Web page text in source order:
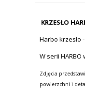
KRZESŁO
Harbo krzesło
W serii
Zdjęcia
powierzchni i